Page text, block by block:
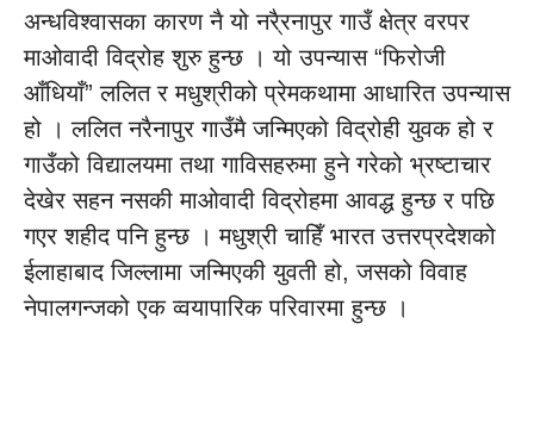
अन्धविश्वासका कारण नै यो नरै्रनापुर गाउँ क्षेत्र वरपर
माओवादी विद्रोह शुरु हुन्छ । यो उपन्यास “फिरोजी
आँधियाँ” ललित र मधुश्रीको प्रेमकथामा आधारित उपन्यास
हो । ललित नरैनापुर गाउँमै जन्मिएको विद्रोही युवक हो र
गाउँको विद्यालयमा तथा गाविसहरुमा हुने गरेको भ्रष्टाचार
देखेर सहन नसकी माओवादी विद्रोहमा आवद्ध हुन्छ र पछि
गएर शहीद पनि हुन्छ । मधुश्री चाहिँ भारत उत्तरप्रदेशको
ईलाहाबाद जिल्लामा जन्मिएकी युवती हो, जसको विवाह
नेपालगन्जको एक व्वयापारिक परिवारमा हुन्छ ।